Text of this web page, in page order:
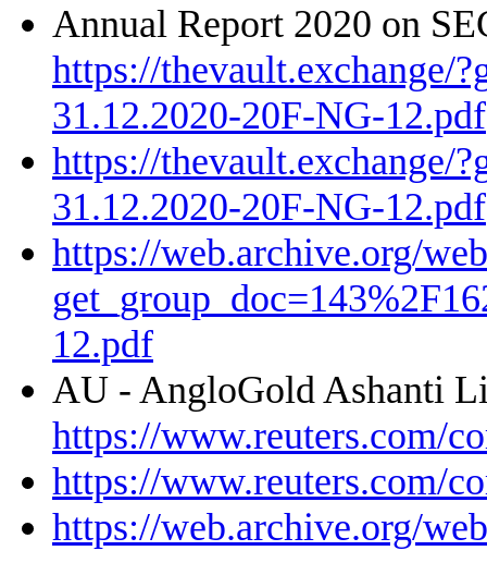
Annual Report 2020 on
https://thevault.exchange/
31.12.2020-20F-NG-12.pdf
https://thevault.exchange/
31.12.2020-20F-NG-12.pdf
https://web.archive.org/
12.pdf
AU - AngloGold Ashanti
https://www.reuters.com/
https://www.reuters.com/
https://web.archive.org/